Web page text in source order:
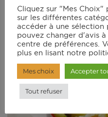
Cliquez sur "Mes
sur les différentes
accéder à une sélection
pouvez changer d'avis
centre de préférences.
plus en lisant notre
Mes choix Accepter
Tout refuser